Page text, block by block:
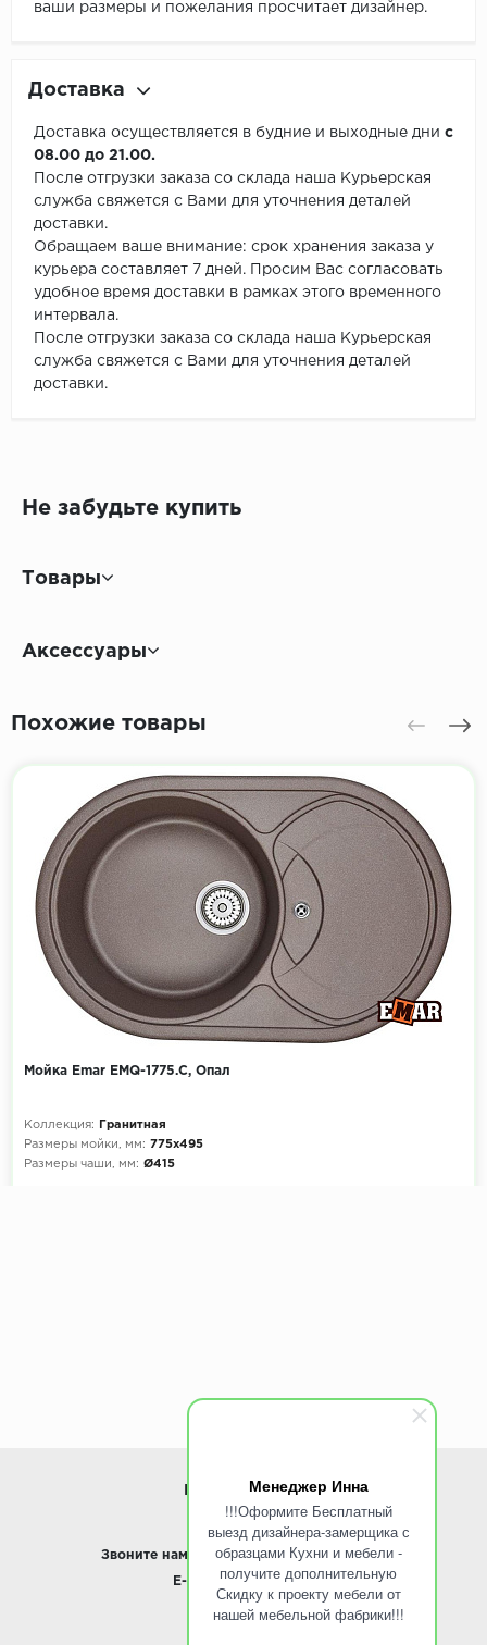
Менеджер Инна
!!!Оформите Бесплатный
выезд дизайнера-замерщика с
образцами Кухни и мебели -
получите дополнительную
Скидку к проекту мебели от
нашей мебельной фабрики!!!
ваши размеры и пожелания просчитает дизайнер.
Доставка
Доставка осуществляется в будние и выходные дни с
08.00 до 21.00.
После отгрузки заказа со склада наша Курьерская
служба свяжется с Вами для уточнения деталей
доставки.
Обращаем ваше внимание: срок хранения заказа у
курьера составляет 7 дней. Просим Вас согласовать
удобное время доставки в рамках этого временного
интервала.
После отгрузки заказа со склада наша Курьерская
служба свяжется с Вами для уточнения деталей
доставки.
Не забудьте купить
Товары
Аксессуары
Похожие товары
Мойка Emar EMQ-1775.C, Опал
Коллекция:
Гранитная
Размеры мойки, мм: 775х495
Размеры чаши, мм: Ø415
ИНФОРМАЦИЯ
www.ROINST.ru
Звоните нам: 8 495 797-10-50 / Whatsapp
E-mail: info@roinst.ru
О КОМПАНИИ